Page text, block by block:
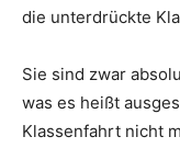
die unterdrückte
Sie sind zwar
was es heißt
Klassenfahrt nicht